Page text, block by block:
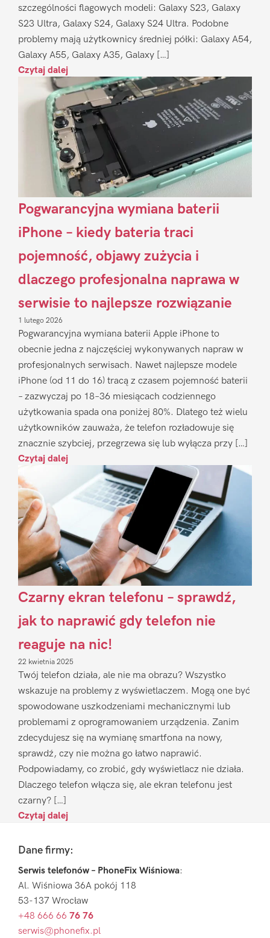
szczególności flagowych modeli: Galaxy S23, Galaxy
S23 Ultra, Galaxy S24, Galaxy S24 Ultra. Podobne
problemy mają użytkownicy średniej półki: Galaxy A54,
Galaxy A55, Galaxy A35, Galaxy […]
Czytaj dalej
Pogwarancyjna wymiana baterii
iPhone – kiedy bateria traci
pojemność, objawy zużycia i
dlaczego profesjonalna naprawa w
serwisie to najlepsze rozwiązanie
1 lutego 2026
Pogwarancyjna wymiana baterii Apple iPhone to
obecnie jedna z najczęściej wykonywanych napraw w
profesjonalnych serwisach. Nawet najlepsze modele
iPhone (od 11 do 16) tracą z czasem pojemność baterii
– zazwyczaj po 18–36 miesiącach codziennego
użytkowania spada ona poniżej 80%. Dlatego też wielu
użytkowników zauważa, że telefon rozładowuje się
znacznie szybciej, przegrzewa się lub wyłącza przy […]
Czytaj dalej
Czarny ekran telefonu – sprawdź,
jak to naprawić gdy telefon nie
reaguje na nic!
22 kwietnia 2025
Twój telefon działa, ale nie ma obrazu? Wszystko
wskazuje na problemy z wyświetlaczem. Mogą one być
spowodowane uszkodzeniami mechanicznymi lub
problemami z oprogramowaniem urządzenia. Zanim
zdecydujesz się na wymianę smartfona na nowy,
sprawdź, czy nie można go łatwo naprawić.
Podpowiadamy, co zrobić, gdy wyświetlacz nie działa.
Dlaczego telefon włącza się, ale ekran telefonu jest
czarny? […]
Czytaj dalej
FooterDane firmy:
Serwis telefonów – PhoneFix Wiśniowa:
Al. Wiśniowa 36A pokój 118
53-137 Wrocław
+48 666 66 76 76
serwis@phonefix.pl